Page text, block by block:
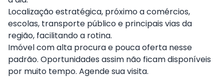
Localização estratégica, próximo a comércios,
escolas, transporte público e principais vias da
região, facilitando a rotina.
Imóvel com alta procura e pouca oferta nesse
padrão. Oportunidades assim não ficam disponíveis
por muito tempo. Agende sua visita.